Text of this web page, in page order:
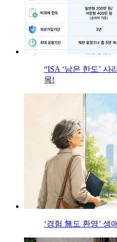
“ISA ‘남은 한도’ 사
목!
‘경험 無도 환영’ 생